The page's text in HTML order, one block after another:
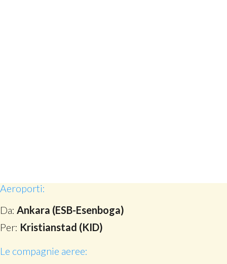
Aeroporti:
Da: Ankara (ESB-Esenboga)
Per: Kristianstad (KID)
Le compagnie aeree: